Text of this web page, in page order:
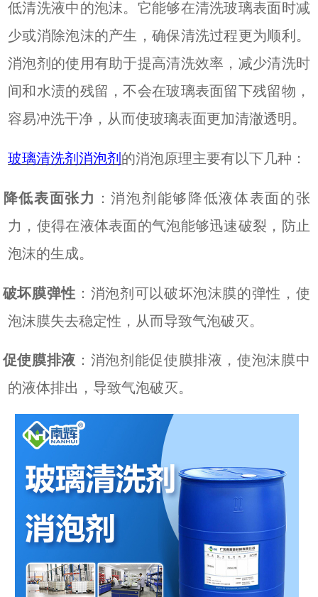
低清洗液中的泡沫。它能够在清洗玻璃表面时减
少或消除泡沫的产生，确保清洗过程更为顺利。
消泡剂的使用有助于提高清洗效率，减少清洗时
间和水渍的残留，不会在玻璃表面留下残留物，
容易冲洗干净，从而使玻璃表面更加清澈透明。
玻璃清洗剂消泡剂 的消泡原理主要有以下几种：
降低表面张力
：消泡剂能够降低液体表面的张
力，使得在液体表面的气泡能够迅速破裂，防止
泡沫的生成。
破坏膜弹性 ：消泡剂可以破坏泡沫膜的弹性，使
泡沫膜失去稳定性，从而导致气泡破灭。
促使膜排液 ：消泡剂能促使膜排液，使泡沫膜中
的液体排出，导致气泡破灭。